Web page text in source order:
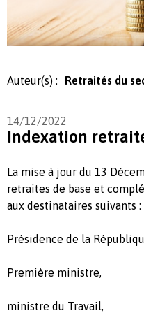
Auteur(s) : Retraités du
14/12/2022
Indexation
La mise à jour du 13
retraites de base et
aux destinataires suivants :
Présidence de la
Première ministre,
ministre du Travail,